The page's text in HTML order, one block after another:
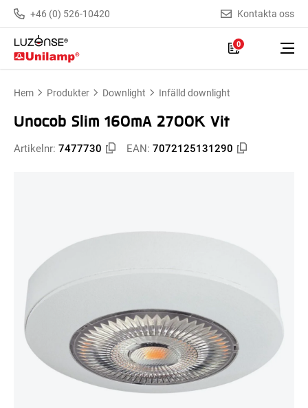
+46 (0) 526-10420 Kontakta oss
0
Hem Produkter Downlight Infälld downlight
Unocob Slim 160mA 2700K Vit
Artikelnr: 7477730 EAN: 7072125131290